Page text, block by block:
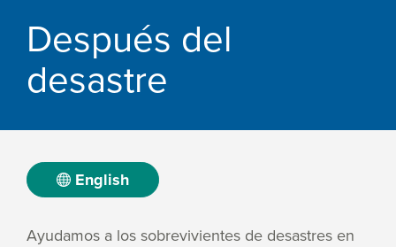
de
navegación
Después del
desastre
English
Ayudamos a los sobrevivientes de desastres en